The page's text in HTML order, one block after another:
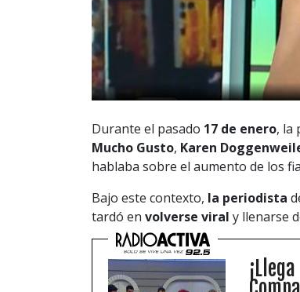
Durante el pasado 17 de enero, la
Mucho Gusto, Karen
hablaba sobre el aumento de los
Bajo este contexto, la periodista
tardó en volverse viral y llenarse